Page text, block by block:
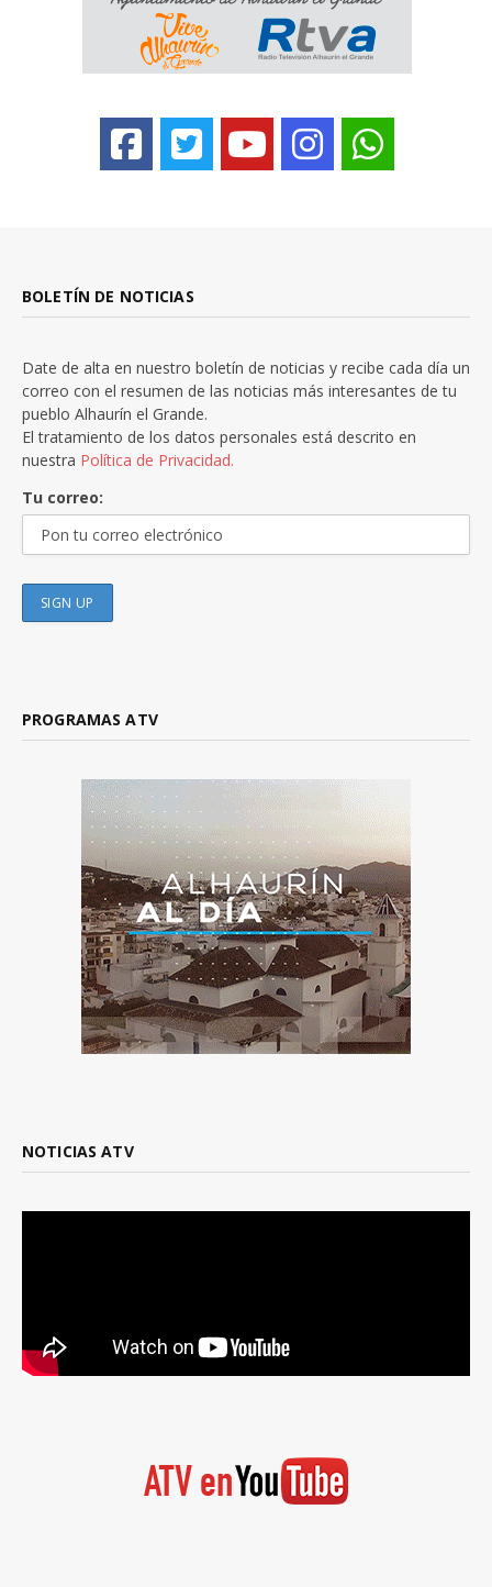
BOLETÍN DE NOTICIAS
Date de alta en nuestro boletín de noticias y recibe cada día un
correo con el resumen de las noticias más interesantes de tu
pueblo Alhaurín el Grande.
El tratamiento de los datos personales está descrito en
nuestra Política de Privacidad.
Tu correo:
PROGRAMAS ATV
NOTICIAS ATV